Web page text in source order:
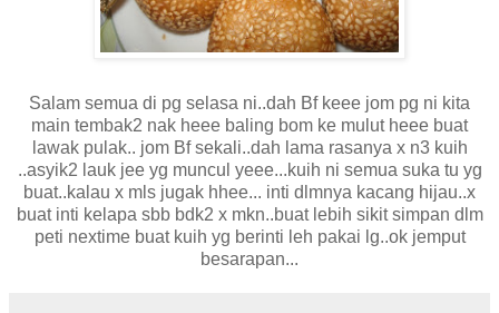
Salam semua di pg selasa ni..dah Bf keee jom pg ni kita
main tembak2 nak heee baling bom ke mulut heee buat
lawak pulak.. jom Bf sekali..dah lama rasanya x n3 kuih
..asyik2 lauk jee yg muncul yeee...kuih ni semua suka tu yg
buat..kalau x mls jugak hhee... inti dlmnya kacang hijau..x
buat inti kelapa sbb bdk2 x mkn..buat lebih sikit simpan dlm
peti nextime buat kuih yg berinti leh pakai lg..ok jemput
besarapan...